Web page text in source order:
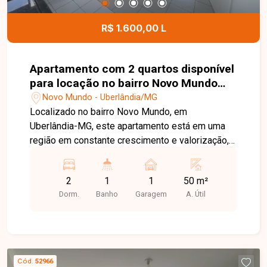
conforto térmico e visual Alto padrão de
construção e acabamento Localização
privilegiada em uma das melhores regiões de
sofisticação e qualidade de vida.
R$ 1.600,00 L
Apartamento com 2 quartos disponível
para locação no bairro Novo Mundo
em Uberlândia-MG
Novo Mundo - Uberlândia/MG
Localizado no bairro Novo Mundo, em
Uberlândia-MG, este apartamento está em uma
região em constante crescimento e valorização,
próximo a supermercados, escolas, farmácias,
academias, restaurantes e diversos comércios e
serviços, proporcionando praticidade, conforto e
serviço e 01 vaga de estacionamento. O
2
Dorm.
1
Banho
1
Garagem
50 m²
A. Útil
Cód. 52966